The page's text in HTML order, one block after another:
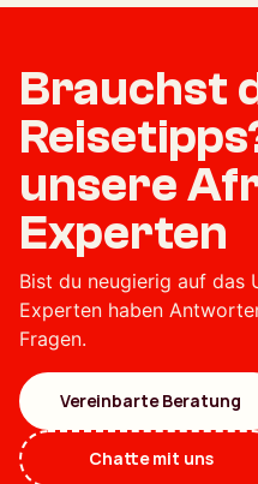
Brauchst
unsere
Experten
Bist du neugierig auf das
Experten haben
Fragen.
Vereinbarte Beratung
Chatte mit uns